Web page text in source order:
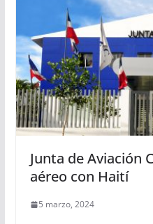
Junta de Aviación
aéreo con Haití
5 marzo, 2024